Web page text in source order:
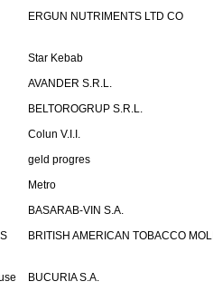
ERGUN NUTRIMENTS LTD CO
Star Kebab
AVANDER S.R.L.
BELTOROGRUP S.R.L.
Colun V.I.I.
geld progres
Metro
BASARAB-VIN S.A.
BRITISH AMERICAN TOBACCO
BUCURIA S.A.